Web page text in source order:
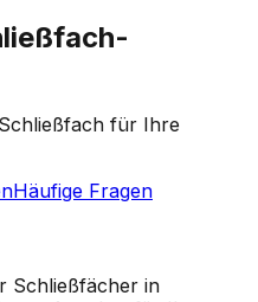
für Ihre
Häufige Fragen
Schließfächer in